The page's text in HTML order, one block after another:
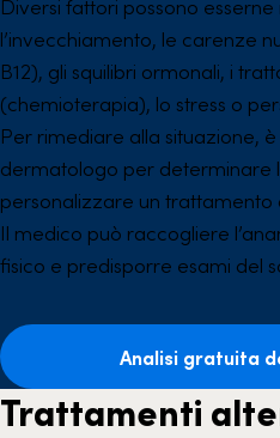
Diversi fattori possono
l’invecchiamento, le carenze
B12), gli squilibri ormonali, i
(chemioterapia), lo stress o
Per rimediare alla situazione,
dermatologo per determinare
personalizzare un trattamento
Il medico può raccogliere
fisico e predisporre esami del
Analisi gratuita
Trattamenti